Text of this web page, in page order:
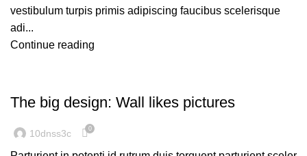
vestibulum turpis primis adipiscing faucibus scelerisque
adi...
Continue reading
The big design: Wall likes pictures
10dnss3c 0